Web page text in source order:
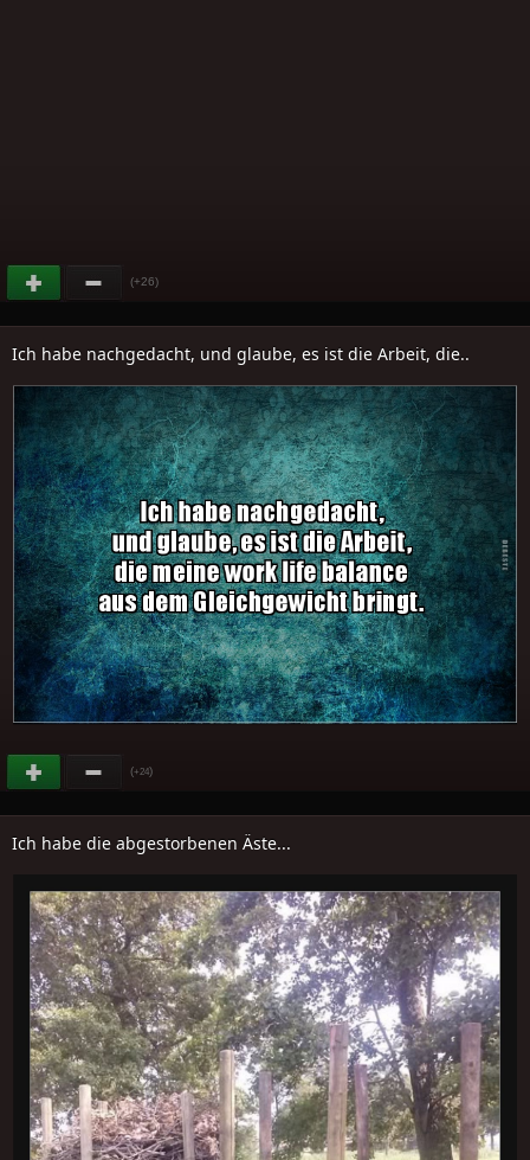
(+26)
Ich habe nachgedacht, und glaube, es ist die Arbeit, die..
(+24)
Ich habe die abgestorbenen Äste...